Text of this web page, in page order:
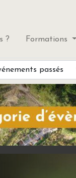
? Formations
passés